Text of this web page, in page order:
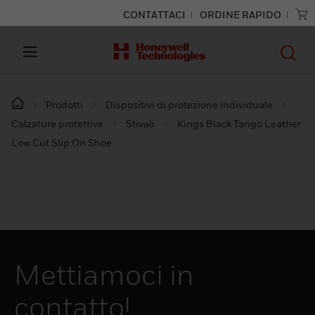
CONTATTACI ORDINE RAPIDO
Prodotti
Dispositivi di protezione individuale
Calzature protettive
Stivali
Kings Black Tango Leather
Low Cut Slip On Shoe
Mettiamoci in
contatto!